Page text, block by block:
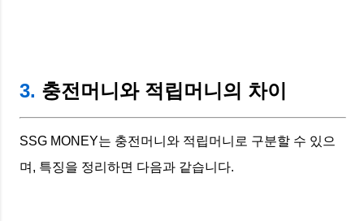
3. 충전머니와 적립머니의 차이
SSG MONEY는 충전머니와 적립머니로 구분할 수 있으
며, 특징을 정리하면 다음과 같습니다.